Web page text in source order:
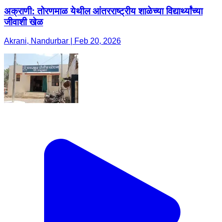
अक्राणी: तोरणमाळ येथील आंतरराष्ट्रीय शाळेच्या विद्यार्थ्यांच्या
जीवाशी खेळ
Akrani, Nandurbar | Feb 20, 2026